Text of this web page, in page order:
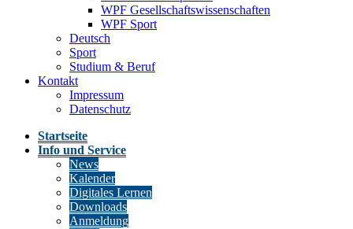
WPF Gesellschaftswissenschaften
WPF Sport
Deutsch
Sport
Studium & Beruf
Kontakt
Impressum
Datenschutz
Startseite
Info und Service
News
Kalender
Digitales Lernen
Downloads
Anmeldung